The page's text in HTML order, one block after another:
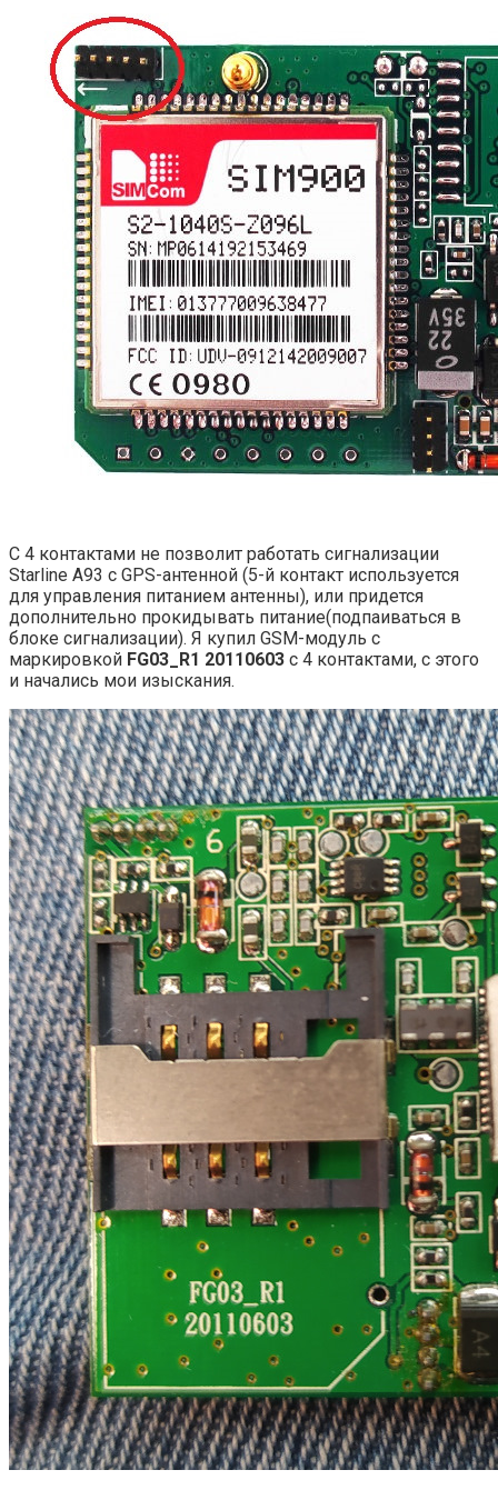
С 4 контактами не позволит работать сигнализации
Starline A93 с GPS-антенной (5-й контакт используется
для управления питанием антенны), или придется
дополнительно прокидывать питание(подпаиваться в
блоке сигнализации). Я купил GSM-модуль с
маркировкой FG03_R1 20110603 с 4 контактами, с этого
и начались мои изыскания.